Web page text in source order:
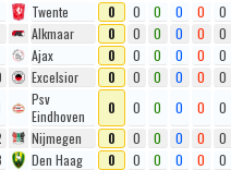
Twente 0 0 0 0 0 0
Alkmaar 0 0 0 0 0 0
Ajax 0 0 0 0 0 0
Excelsior 0 0 0 0 0 0
Psv
Eindhoven
0 0 0 0 0 0
Nijmegen 0 0 0 0 0 0
Den Haag 0 0 0 0 0 0